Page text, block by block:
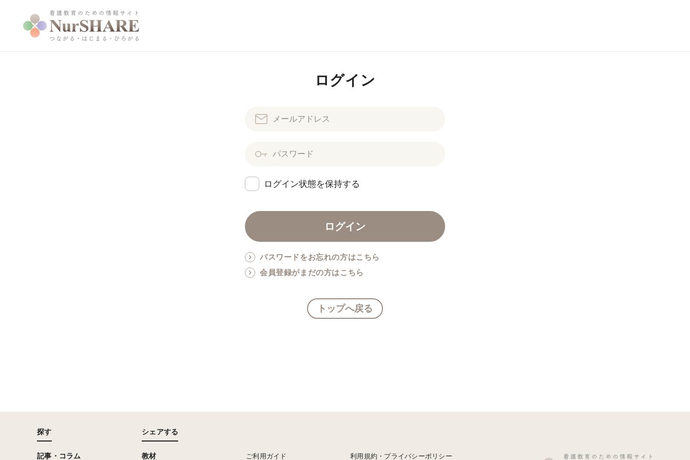
ログイン
ログイン状態を保持する
パスワードをお忘れの方はこちら
会員登録がまだの方はこちら
トップへ戻る
探す
記事・コラム
シェアする
教材 ご利用ガイド 利用規約・プライバシーポリシー